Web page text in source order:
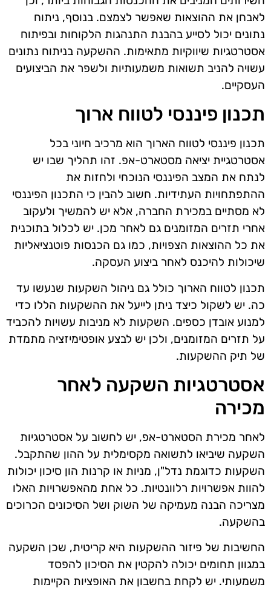
לאבחן את ההוצאות שאפשר לצמצם. בנוסף, ניתוח
נתונים יכול לסייע בהבנת התנהגות הלקוחות ובפיתוח
אסטרטגיות שיווקיות מתאימות. ההשקעה בניתוח נתונים
עשויה להניב תשואות משמעותיות ולשפר את הביצועים
העסקיים.
תכנון פיננסי לטווח ארוך
תכנון פיננסי לטווח הארוך הוא מרכיב חיוני בכל
אסטרטגיית יציאה מסטארט-אפ. זהו תהליך שבו יש
לנתח את המצב הפיננסי הנוכחי ולחזות את
ההתפתחויות העתידיות. חשוב להבין כי התכנון הפיננסי
לא מסתיים במכירת החברה, אלא יש להמשיך ולעקוב
אחרי תזרים המזומנים גם לאחר מכן. יש לכלול בתוכנית
את כל ההוצאות הצפויות, כמו גם הכנסות פוטנציאליות
שיכולות להיכנס לאחר ביצוע העסקה.
תכנון לטווח הארוך כולל גם ניהול השקעות שנעשו עד
כה. יש לשקול כיצד ניתן לייעל את ההשקעות הללו כדי
למנוע אובדן כספים. השקעות לא מניבות עשויות להכביד
על תזרים המזומנים, ולכן יש לבצע אופטימיזציה מתמדת
של תיק ההשקעות.
אסטרטגיות השקעה לאחר
מכירה
לאחר מכירת הסטארט-אפ, יש לחשוב על אסטרטגיות
השקעה שיביאו לתשואה מקסימלית על ההון שהתקבל.
השקעות כדוגמת נדל"ן, מניות או קרנות הון סיכון יכולות
להוות אפשרויות רלוונטיות. כל אחת מהאפשרויות האלו
מצריכה הבנה מעמיקה של השוק ושל הסיכונים הכרוכים
בהשקעה.
החשיבות של פיזור ההשקעות היא קריטית, שכן השקעה
במגוון תחומים יכולה להקטין את הסיכון להפסד
משמעותי. יש לקחת בחשבון את האופציות הקיימות